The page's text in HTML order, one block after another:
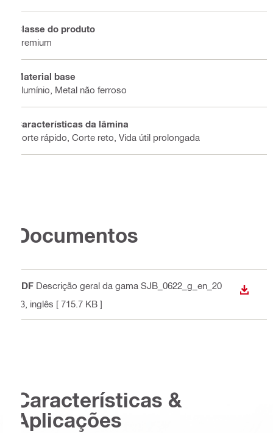
Classe do produto
Premium
Material base
Alumínio, Metal não ferroso
Características da lâmina
Corte rápido, Corte reto, Vida útil prolongada
Documentos
PDF Descrição geral da gama SJB_0622_g_en_20
23 , inglês [ 715.7 KB ]
Características &
Aplicações